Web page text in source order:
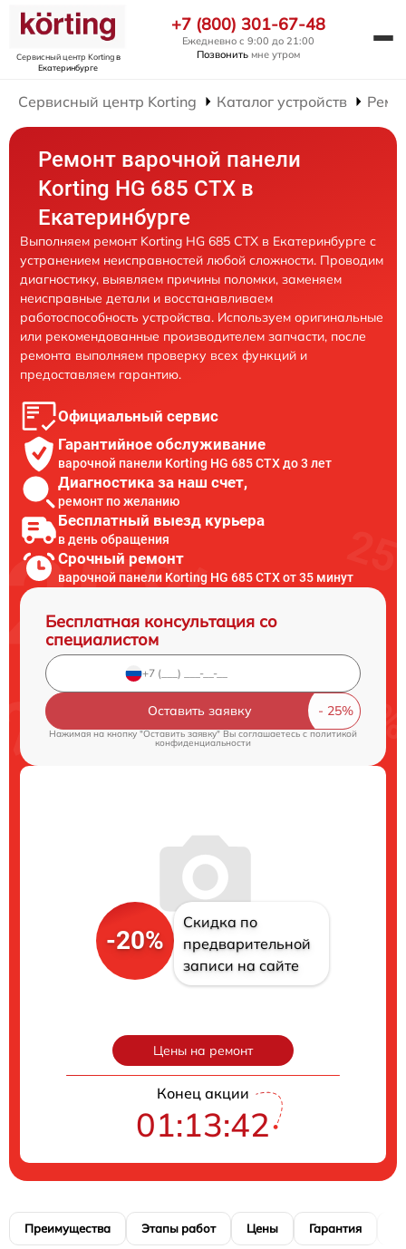
Сервисный центр Kortingв
Екатеринбурге
+7 (800) 301-67-48
Ежедневно с 9:00 до 21:00
Позвонить мне утром
Сервисный центр Korting Каталог устройств
Ремонт варочной панели
Korting HG 685 CTX в
Екатеринбурге
Выполняем ремонт Korting HG 685 CTX в Екатеринбурге с
устранением неисправностей любой сложности. Проводим
диагностику, выявляем причины поломки, заменяем
неисправные детали и восстанавливаем
работоспособность устройства. Используем оригинальные
или рекомендованные производителем запчасти, после
ремонта выполняем проверку всех функций и
предоставляем гарантию.
Официальный сервис
Гарантийное обслуживание
варочной панели Korting HG 685 CTX до 3 лет
Диагностика за наш счет,
ремонт по желанию
Бесплатный выезд курьера
в день обращения
Срочный ремонт
варочной панели Korting HG 685 CTX от 35 минут
Бесплатная консультация со
специалистом
Оставить заявку
Нажимая на кнопку "Оставить заявку" Вы соглашаетесь cполитикой
конфиденциальности
-20%
Скидка по
предварительной
записи на сайте
Цены на ремонт
Конец акции
01:13:41
Преимущества Этапы работ Цены Гарантия